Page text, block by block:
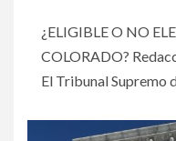
¿ELIGIBLE O NO
COLORADO?
El Tribunal Supremo